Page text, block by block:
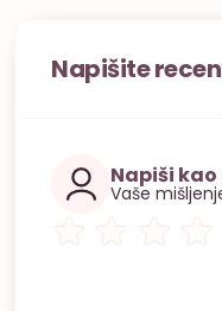
Napišite
Napiši
Vaše